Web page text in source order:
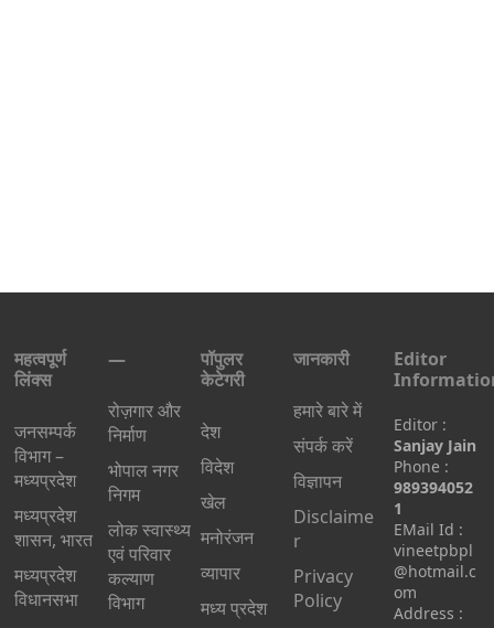
महत्वपूर्ण
लिंक्स
जनसम्पर्क
विभाग –
मध्यप्रदेश
मध्यप्रदेश
शासन, भारत
मध्‍यप्रदेश
विधानसभा
—
रोज़गार और
निर्माण
भोपाल नगर
निगम
लोक स्वास्थ्य
एवं परिवार
कल्याण
विभाग
पॉपुलर
केटेगरी
देश
विदेश
खेल
मनोरंजन
व्यापार
मध्य प्रदेश
जानकारी
हमारे बारे में
संपर्क करें
विज्ञापन
Disclaime
r
Privacy
Policy
Editor
Editor :
Sanjay Jain
Phone :
989394052
1
EMail Id :
vineetpbpl
@hotmail.c
om
Address :